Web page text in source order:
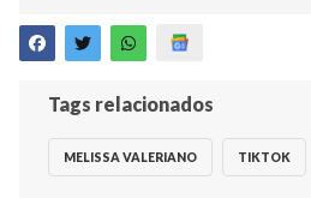
Tags relacionados
MELISSA VALERIANO TIKTOK